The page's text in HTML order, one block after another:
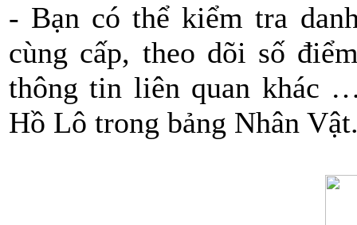
- Bạn có thể kiểm tra
cùng cấp, theo dõi số
thông tin liên quan khác
Hồ Lô trong bảng Nhân